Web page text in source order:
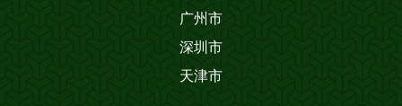
广州市
深圳市
天津市